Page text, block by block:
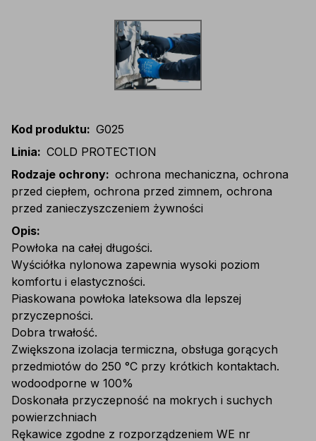
Kod produktu: G025
Linia: COLD PROTECTION
Rodzaje ochrony: ochrona mechaniczna, ochrona
przed ciepłem, ochrona przed zimnem, ochrona
przed zanieczyszczeniem żywności
Opis:
Powłoka na całej długości.
Wyściółka nylonowa zapewnia wysoki poziom
komfortu i elastyczności.
Piaskowana powłoka lateksowa dla lepszej
przyczepności.
Dobra trwałość.
Zwiększona izolacja termiczna, obsługa gorących
przedmiotów do 250 °C przy krótkich kontaktach.
wodoodporne w 100%
Doskonała przyczepność na mokrych i suchych
powierzchniach
Rękawice zgodne z rozporządzeniem WE nr